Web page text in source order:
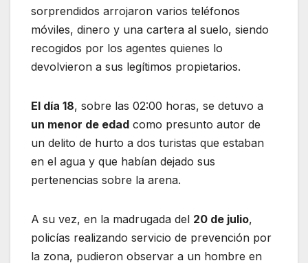
sorprendidos arrojaron varios teléfonos
móviles, dinero y una cartera al suelo, siendo
recogidos por los agentes quienes lo
devolvieron a sus legítimos propietarios.
El día 18, sobre las 02:00 horas, se detuvo a
un menor de edad como presunto autor de
un delito de hurto a dos turistas que estaban
en el agua y que habían dejado sus
pertenencias sobre la arena.
A su vez, en la madrugada del 20 de julio,
policías realizando servicio de prevención por
la zona, pudieron observar a un hombre en